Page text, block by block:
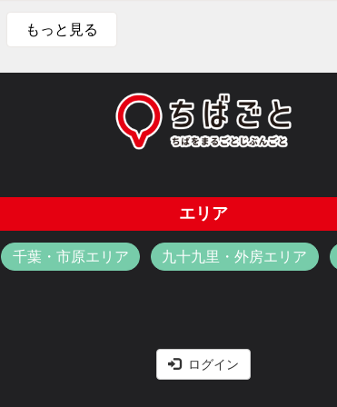
もっと見る
エリア
千葉・市原エリア 九十九里・外房エリア
ログイン